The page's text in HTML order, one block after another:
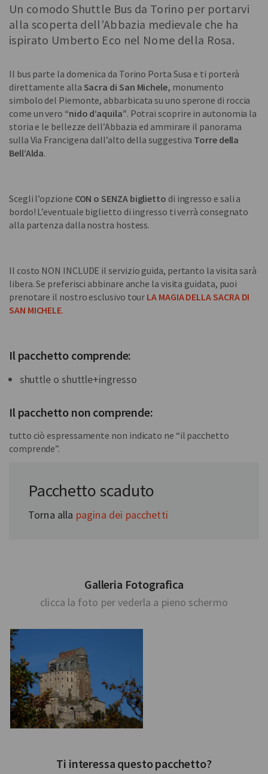
Un comodo Shuttle Bus da Torino per portarvi
alla scoperta dell’Abbazia medievale che ha
ispirato Umberto Eco nel Nome della Rosa.
Il bus parte la domenica da Torino Porta Susa e ti porterà
direttamente alla Sacra di San Michele, monumento
simbolo del Piemonte, abbarbicata su uno sperone di roccia
come un vero “nido d’aquila”. Potrai scoprire in autonomia la
storia e le bellezze dell’Abbazia ed ammirare il panorama
sulla Via Francigena dall’alto della suggestiva Torre della
Bell’Alda.
Scegli l’opzione CON o SENZA biglietto di ingresso e sali a
bordo! L’eventuale biglietto di ingresso ti verrà consegnato
alla partenza dalla nostra hostess.
Il costo NON INCLUDE il servizio guida, pertanto la visita sarà
libera. Se preferisci abbinare anche la visita guidata, puoi
prenotare il nostro esclusivo tour LA MAGIA DELLA SACRA DI
SAN MICHELE.
Il pacchetto comprende:
shuttle o shuttle+ingresso
Il pacchetto non comprende:
tutto ciò espressamente non indicato ne “il pacchetto
comprende”.
Somewhere
Pacchetto scaduto
Torna alla pagina dei pacchetti
Galleria Fotografica
clicca la foto per vederla a pieno schermo
Ti interessa questo pacchetto?